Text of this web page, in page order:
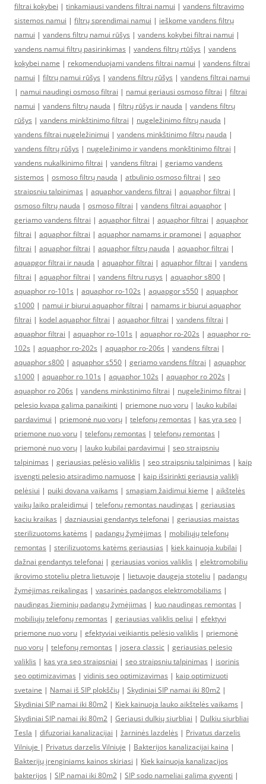
filtrai kokybei | tinkamiausi vandens filtrai namui | vandens filtravimo
sistemos namui | filtrų sprendimai namui | ieškome vandens filtrų
namui | vandens filtrų namui rūšys | vandens kokybei filtrai namui |
vandens namui filtrų pasirinkimas | vandens filtrų rtūšys | vandens
kokybei name | rekomenduojami vandens filtrai namui | vandens filtrai
namui | filtrų namui rūšys | vandens filtrų rūšys | vandens filtrai namui
| namui naudingi osmoso filtrai | namui geriausi osmoso filtrai | filtrai
namui | vandens filtrų nauda | filtrų rūšys ir nauda | vandens filtrų
rūšys | vandens minkštinimo filtrai | nugeležinimo filtrų nauda |
vandens filtrai nugeležinimui | vandens minkštinimo filtrų nauda |
vandens filtrų rūšys | nugeležinimo ir vandens monkštinimo filtrai |
vandens nukalkinimo filtrai | vandens filtrai | geriamo vandens
sistemos | osmoso filtrų nauda | atbulinio osmoso filtrai | seo
straipsniu talpinimas | aquaphor vandens filtrai | aquaphor filtrai |
osmoso filtrų nauda | osmoso filtrai | vandens filtrai aquaphor |
geriamo vandens filtrai | aquaphor filtrai | aquaphor filtrai | aquaphor
filtrai | aquaphor filtrai | aquaphor namams ir pramonei | aquaphor
filtrai | aquaphor filtrai | aquaphor filtrų nauda | aquaphor filtrai |
aquapgor filtrai ir nauda | aquaphor filtrai | aquaphor filtrai | vandens
filtrai | aquaphor filtrai | vandens filtru rusys | aquaphor s800 |
aquaphor ro-101s | aquaphor ro-102s | aquapgor s550 | aquaphor
s1000 | namui ir biurui aquaphor filtrai | namams ir biurui aquaphor
filtrai | kodel aquaphor filtrai | aquaphor filtrai | vandens filtrai |
aquaphor filtrai | aquaphor ro-101s | aquaphor ro-202s | aquaphor ro-
102s | aquaphor ro-202s | aquaphor ro-206s | vandens filtrai |
aquaphor s800 | aquaphor s550 | geriamo vandens filtrai | aquaphor
s1000 | aquaphor ro 101s | aquaphor 102s | aquaphor ro 202s |
aquaphor ro 206s | vandens minkstinimo filtrai | nugeležinimo filtrai |
pelesio kvapa galima panaikinti | priemone nuo voru | lauko kubilai
pardavimui | priemonė nuo vorų | telefonų remontas | kas yra seo |
priemone nuo voru | telefonų remontas | telefonų remontas |
priemonė nuo vorų | lauko kubilai pardavimui | seo straipsniu
talpinimas | geriausias pelėsio valiklis | seo straipsniu talpinimas | kaip
isvengti pelesio atsiradimo namuose | kaip išsirinkti geriausią valiklį
pelėsiui | puiki dovana vaikams | smagiam žaidimui kieme | aikštelės
vaikų laiko praleidimui | telefonų remontas naudingas | geriausias
kaciu kraikas | dazniausiai gendantys telefonai | geriausias maistas
sterilizuotoms katėms | padangų žymėjimas | mobiliųjų telefonų
remontas | sterilizuotoms katėms geriausias | kiek kainuoja kubilai |
dažnai gendantys telefonai | geriausias vonios valiklis | elektromobiliu
ikrovimo stoteliu pletra lietuvoje | lietuvoje daugeja stoteliu | padangų
žymėjimas reikalingas | vasarinės padangos elektromobiliams |
naudingas žieminių padangų žymėjimas | kuo naudingas remontas |
mobiliųjų telefonų remontas | geriausias valiklis peliui | efektyvi
priemone nuo voru | efektyviai veikiantis pelėsio valiklis | priemonė
nuo vorų | telefonų remontas | josera classic | geriausias pelesio
valiklis | kas yra seo straipsniai | seo straipsniu talpinimas | isorinis
seo optimizavimas | vidinis seo optimizavimas | kaip optimizuoti
svetaine | Namai iš SIP plokščių | Skydiniai SIP namai iki 80m2 |
Skydiniai SIP namai iki 80m2 | Kiek kainuoja lauko aikštelės vaikams |
Skydiniai SIP namai iki 80m2 | Geriausi dulkių siurbliai | Dulkiu siurbliai
Tesla | difuzoriai kanalizacijai | žarninės lazdelės | Privatus darzelis
Vilniuje | Privatus darzelis Vilniuje | Bakterijos kanalizacijai kaina |
Bakterijų įrenginiams kainos skiriasi | Kiek kainuoja kanalizacijos
bakterijos | SIP namai iki 80m2 | SIP sodo nameliai galima gyventi |